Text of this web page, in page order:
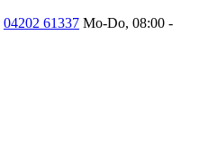
04202 61337 Mo-Do, 08:00 -